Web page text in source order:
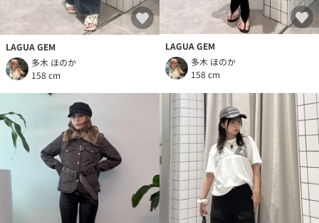
LAGUA GEM
多木 ほのか
158 cm
LAGUA GEM
多木 ほのか
158 cm